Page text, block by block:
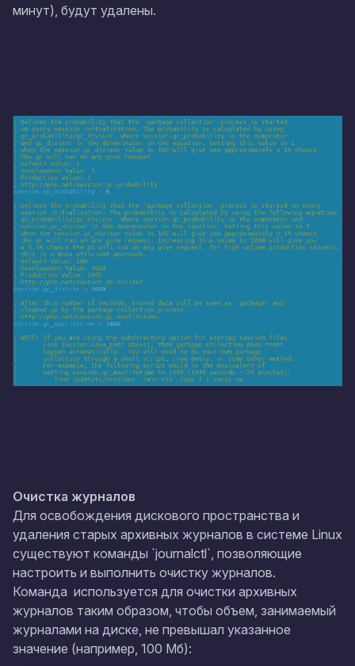
минут), будут удалены.
Очистка журналов
Для освобождения дискового пространства и
удаления старых архивных журналов в системе Linux
существуют команды `journalctl`, позволяющие
настроить и выполнить очистку журналов.
Команда используется для очистки архивных
журналов таким образом, чтобы объем, занимаемый
журналами на диске, не превышал указанное
значение (например, 100 Мб):